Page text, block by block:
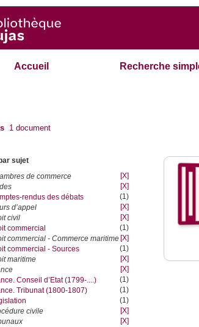
Accueil Recherche
1 document
sujet
de commerce
[X]
[X]
rendus des débats
(1)
d’appel
[X]
civil
[X]
commercial
(1)
commercial - Commerce maritime [X]
commercial - Sources
(1)
maritime
[X]
[X]
Conseil d’Etat (1799-....)
(1)
Tribunat (1800-1807)
(1)
(1)
civile
[X]
[X]